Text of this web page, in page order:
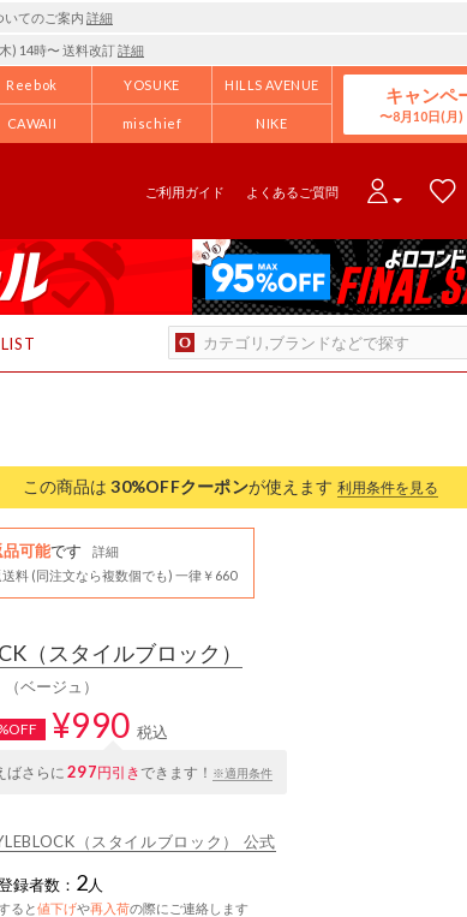
いてのご案内 詳細
) 14時〜 送料改訂詳細
Reebok YOSUKE HILLS AVENUE
CAWAII mischief NIKE
キャンペ
8月10日(月)
ご利用ガイド よくあるご質問
この商品は 30%OFFクーポンが使えます 利用条件を見る
品可能です
詳細
料 (同注文なら複数個でも) 一律￥660
（スタイルブロック）
ベージュ）
¥990 税込
ばさらに297円引きできます！ ※適用条件
（スタイルブロック） 公式
録者数： 2人
ると値下げや再入荷の際にご連絡します